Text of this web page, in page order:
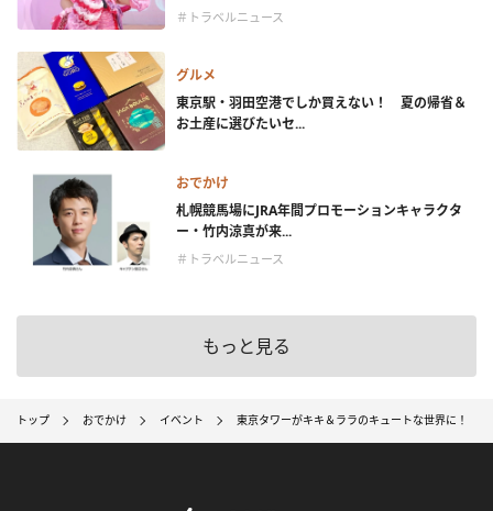
＃トラベルニュース
グルメ
東京駅・羽田空港でしか買えない！ 夏の帰省＆
お土産に選びたいセ...
おでかけ
札幌競馬場にJRA年間プロモーションキャラクタ
ー・竹内涼真が来...
＃トラベルニュース
もっと見る
トップ おでかけ イベント 東京タワーがキキ＆ララのキュートな世界に！ 体